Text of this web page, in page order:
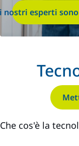
nostri esperti
Che cos'è la